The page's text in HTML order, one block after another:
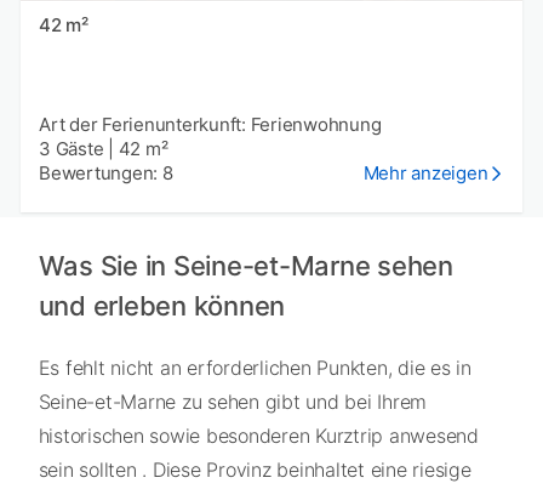
42 m²
Art der Ferienunterkunft: Ferienwohnung
3 Gäste
42 m²
Bewertungen: 8
Mehr anzeigen
Was Sie in Seine-et-Marne sehen
und erleben können
Es fehlt nicht an erforderlichen Punkten, die es in
Seine-et-Marne zu sehen gibt und bei Ihrem
historischen sowie besonderen Kurztrip anwesend
sein sollten . Diese Provinz beinhaltet eine riesige